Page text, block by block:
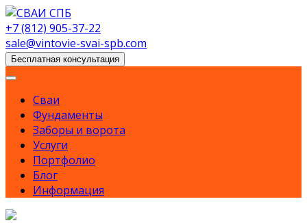
Skip
to
content
+7 (812) 905-37-22
sale@vintovie-svai-spb.com
Бесплатная консультация
Сваи
Фундаменты
Заборы и ворота
Услуги
Портфолио
Блог
Информация